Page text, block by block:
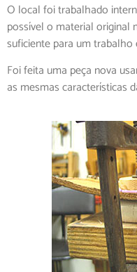
O local foi trabalhado
possível o material original
suficiente para um trabalho
Foi feita uma peça nova
as mesmas características